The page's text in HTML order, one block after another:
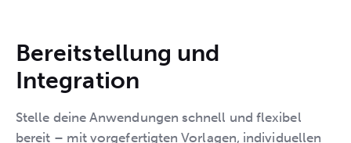
Bereitstellung und
Integration
Stelle deine Anwendungen schnell und flexibel
bereit – mit vorgefertigten Vorlagen, individuellen